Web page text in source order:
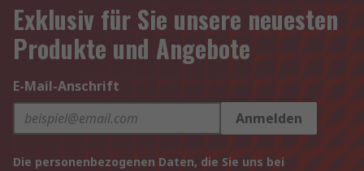
Exklusiv für Sie unsere neuesten
Produkte und Angebote
E-Mail-Anschrift
Anmelden
Die personenbezogenen Daten, die Sie uns bei